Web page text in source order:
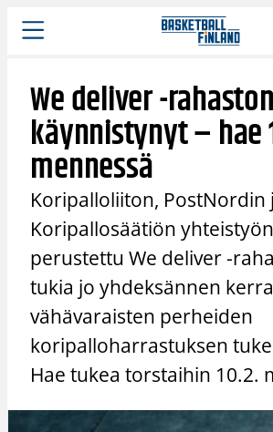
Siirry
sisältöön
We deliver -
käynnistynyt – hae
mennessä
Koripalloliiton, PostNordin
Koripallosäätiön
perustettu We deliver -
tukia jo yhdeksännen
vähävaraisten perheiden
koripalloharrastuksen
Hae tukea torstaihin 10.2.